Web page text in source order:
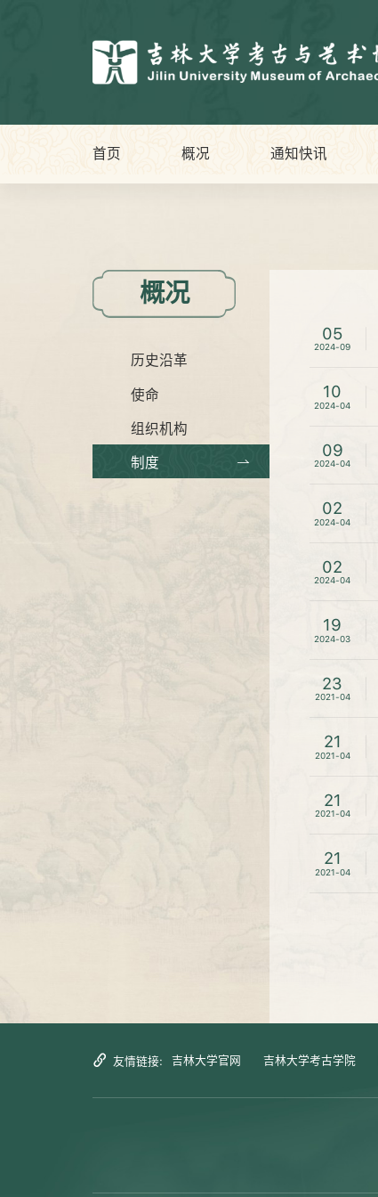
首页 概况 通知快讯
概况
历史沿革
使命
组织机构
制度
05
2024-09
10
2024-04
09
2024-04
02
2024-04
02
2024-04
19
2024-03
23
2021-04
21
2021-04
21
2021-04
21
2021-04
友情链接: 吉林大学官网 吉林大学考古学院